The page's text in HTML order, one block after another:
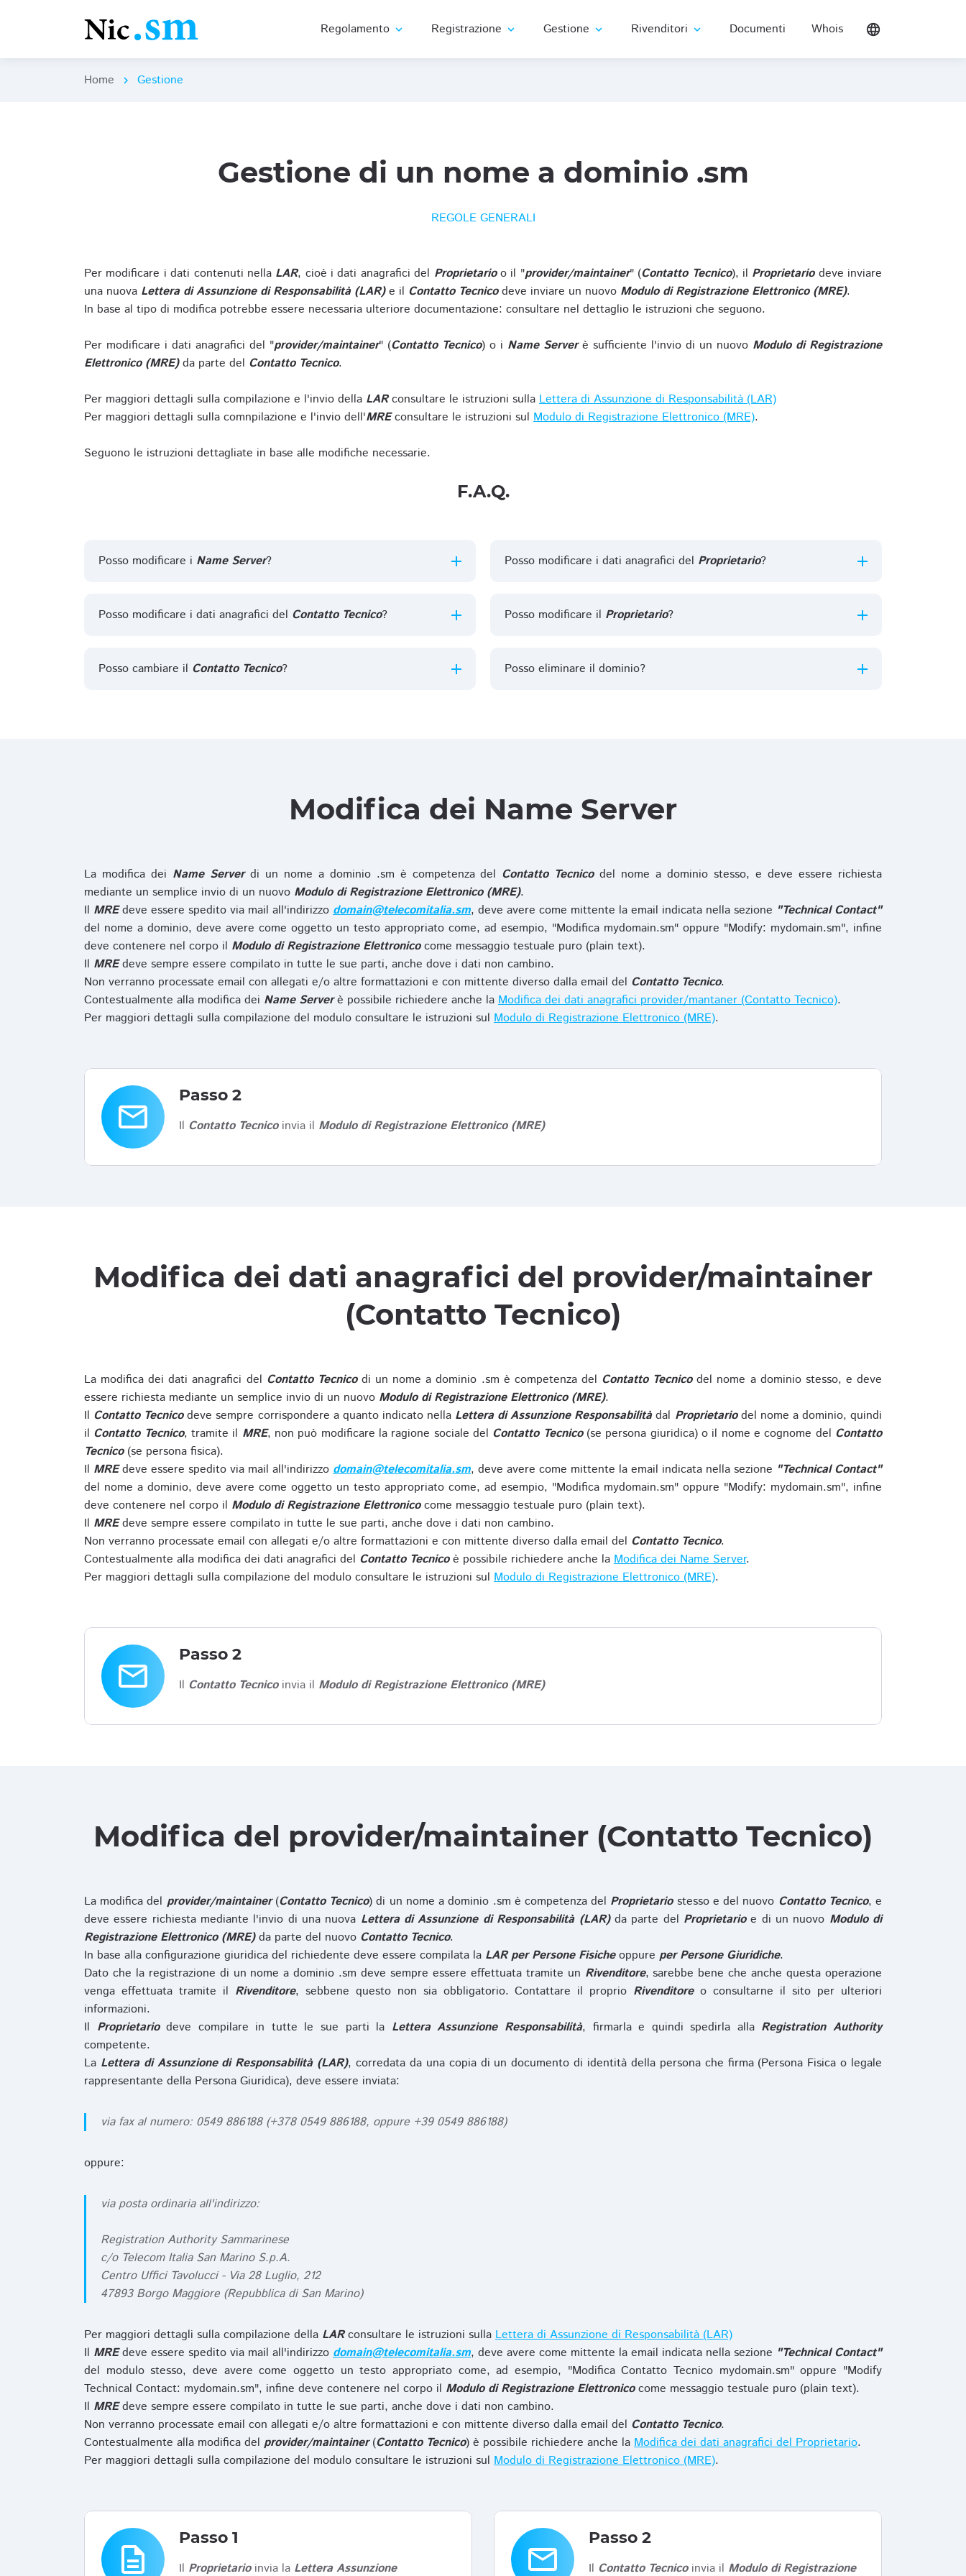
Regolamento expand_more Registrazione expand_more Gestione expand_more Rivenditori expand_more Documenti Whois language
Home chevron_right Gestione
Gestione di un nome a dominio .sm
REGOLE GENERALI
Per modificare i dati contenuti nella LAR, cioè i dati anagrafici del Proprietarioo il "provider/maintainer" (Contatto Tecnico), il Proprietariodeve inviare
una nuova Lettera di Assunzione di Responsabilità (LAR)e il Contatto Tecnicodeve inviare un nuovo Modulo di Registrazione Elettronico (MRE).
In base al tipo di modifica potrebbe essere necessaria ulteriore documentazione: consultare nel dettaglio le istruzioni che seguono.
Per modificare i dati anagrafici del "provider/maintainer" (Contatto Tecnico) o i Name Serverè sufficiente l'invio di un nuovo Modulo di Registrazione
Elettronico (MRE)da parte del Contatto Tecnico.
Per maggiori dettagli sulla compilazione e l'invio della LARconsultare le istruzioni sulla Lettera di Assunzione di Responsabilità (LAR)
Per maggiori dettagli sulla comnpilazione e l'invio dell'MREconsultare le istruzioni sul Modulo di Registrazione Elettronico (MRE).
Seguono le istruzioni dettagliate in base alle modifiche necessarie.
F.A.Q.
Posso modificare i Name Server?
Posso modificare i dati anagrafici del Contatto Tecnico?
Posso cambiare il Contatto Tecnico?
Posso modificare i dati anagrafici del Proprietario?
Posso modificare il Proprietario?
Posso eliminare il dominio?
Modifica dei Name Server
La modifica dei Name Serverdi un nome a dominio .sm è competenza del Contatto Tecnicodel nome a dominio stesso, e deve essere richiesta
mediante un semplice invio di un nuovo Modulo di Registrazione Elettronico (MRE).
Il MREdeve essere spedito via mail all'indirizzo domain@telecomitalia.sm, deve avere come mittente la email indicata nella sezione "Technical Contact"
del nome a dominio, deve avere come oggetto un testo appropriato come, ad esempio, "Modifica mydomain.sm" oppure "Modify: mydomain.sm", infine
deve contenere nel corpo il Modulo di Registrazione Elettronicocome messaggio testuale puro (plain text).
Il MREdeve sempre essere compilato in tutte le sue parti, anche dove i dati non cambino.
Non verranno processate email con allegati e/o altre formattazioni e con mittente diverso dalla email del Contatto Tecnico.
Contestualmente alla modifica dei Name Serverè possibile richiedere anche la Modifica dei dati anagrafici provider/mantaner (Contatto Tecnico).
Per maggiori dettagli sulla compilazione del modulo consultare le istruzioni sul Modulo di Registrazione Elettronico (MRE).
email
Passo 2
Il Contatto Tecnicoinvia il Modulo di Registrazione Elettronico (MRE)
Modifica dei dati anagrafici del provider/maintainer
(Contatto Tecnico)
La modifica dei dati anagrafici del Contatto Tecnicodi un nome a dominio .sm è competenza del Contatto Tecnicodel nome a dominio stesso, e deve
essere richiesta mediante un semplice invio di un nuovo Modulo di Registrazione Elettronico (MRE).
Il Contatto Tecnicodeve sempre corrispondere a quanto indicato nella Lettera di Assunzione Responsabilitàdal Proprietariodel nome a dominio, quindi
il Contatto Tecnico, tramite il MRE, non può modificare la ragione sociale del Contatto Tecnico(se persona giuridica) o il nome e cognome del Contatto
Tecnico(se persona fisica).
Il MREdeve essere spedito via mail all'indirizzo domain@telecomitalia.sm, deve avere come mittente la email indicata nella sezione "Technical Contact"
del nome a dominio, deve avere come oggetto un testo appropriato come, ad esempio, "Modifica mydomain.sm" oppure "Modify: mydomain.sm", infine
deve contenere nel corpo il Modulo di Registrazione Elettronicocome messaggio testuale puro (plain text).
Il MREdeve sempre essere compilato in tutte le sue parti, anche dove i dati non cambino.
Non verranno processate email con allegati e/o altre formattazioni e con mittente diverso dalla email del Contatto Tecnico.
Contestualmente alla modifica dei dati anagrafici del Contatto Tecnicoè possibile richiedere anche la Modifica dei Name Server.
Per maggiori dettagli sulla compilazione del modulo consultare le istruzioni sul Modulo di Registrazione Elettronico (MRE).
email
Passo 2
Il Contatto Tecnicoinvia il Modulo di Registrazione Elettronico (MRE)
Modifica del provider/maintainer (Contatto Tecnico)
La modifica del provider/maintainer(Contatto Tecnico) di un nome a dominio .sm è competenza del Proprietariostesso e del nuovo Contatto Tecnico, e
deve essere richiesta mediante l'invio di una nuova Lettera di Assunzione di Responsabilità (LAR)da parte del Proprietarioe di un nuovo Modulo di
Registrazione Elettronico (MRE)da parte del nuovo Contatto Tecnico.
In base alla configurazione giuridica del richiedente deve essere compilata la LAR per Persone Fisicheoppure per Persone Giuridiche.
Dato che la registrazione di un nome a dominio .sm deve sempre essere effettuata tramite un Rivenditore, sarebbe bene che anche questa operazione
venga effettuata tramite il Rivenditore, sebbene questo non sia obbligatorio. Contattare il proprio Rivenditoreo consultarne il sito per ulteriori
informazioni.
Il Proprietariodeve compilare in tutte le sue parti la Lettera Assunzione Responsabilità, firmarla e quindi spedirla alla Registration Authority
competente.
La Lettera di Assunzione di Responsabilità (LAR), corredata da una copia di un documento di identità della persona che firma (Persona Fisica o legale
rappresentante della Persona Giuridica), deve essere inviata:
via fax al numero: 0549 886188 (+378 0549 886188, oppure +39 0549 886188)
oppure:
via posta ordinaria all'indirizzo:
Registration Authority Sammarinese
c/o Telecom Italia San Marino S.p.A.
Centro Uffici Tavolucci - Via 28 Luglio, 212
47893 Borgo Maggiore (Repubblica di San Marino)
Per maggiori dettagli sulla compilazione della LARconsultare le istruzioni sulla Lettera di Assunzione di Responsabilità (LAR)
Il MREdeve essere spedito via mail all'indirizzo domain@telecomitalia.sm, deve avere come mittente la email indicata nella sezione "Technical Contact"
del modulo stesso, deve avere come oggetto un testo appropriato come, ad esempio, "Modifica Contatto Tecnico mydomain.sm" oppure "Modify
Technical Contact: mydomain.sm", infine deve contenere nel corpo il Modulo di Registrazione Elettronicocome messaggio testuale puro (plain text).
Il MREdeve sempre essere compilato in tutte le sue parti, anche dove i dati non cambino.
Non verranno processate email con allegati e/o altre formattazioni e con mittente diverso dalla email del Contatto Tecnico.
Contestualmente alla modifica del provider/maintainer(Contatto Tecnico) è possibile richiedere anche la Modifica dei dati anagrafici del Proprietario.
Per maggiori dettagli sulla compilazione del modulo consultare le istruzioni sul Modulo di Registrazione Elettronico (MRE).
description
Passo 1
Il Proprietarioinvia la Lettera Assunzione email
Passo 2
Il Contatto Tecnicoinvia il Modulo di Registrazione